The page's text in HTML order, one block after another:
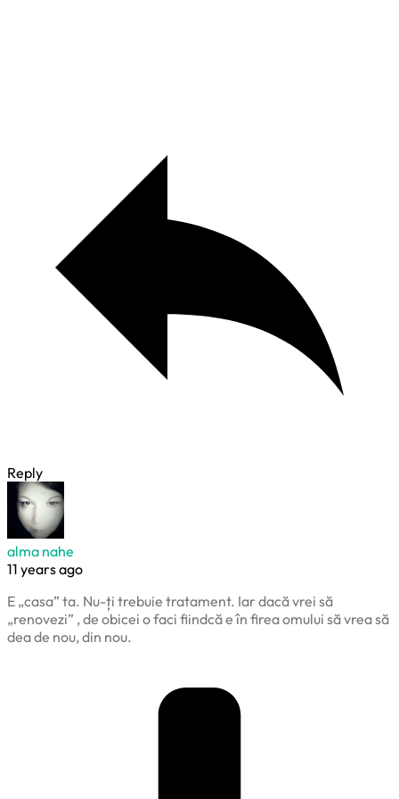
Reply
alma nahe
11 years ago
E „casa” ta. Nu-ți trebuie tratament. Iar dacă vrei să
„renovezi” , de obicei o faci fiindcă e în firea omului să vrea să
dea de nou, din nou.